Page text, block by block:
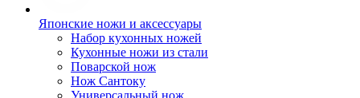
Японские ножи и аксессуары
Набор кухонных ножей
Кухонные ножи из стали
Поварской нож
Нож Сантоку
Универсальный нож